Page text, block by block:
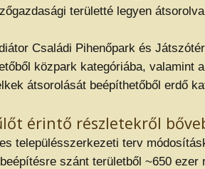
területté legyen
Családi Pihenőpark és
közpark kategóriába, valamint
átsorolását beépíthetőből erdő
érintő részletekről
településszerkezeti terv
szánt területből ~650 ezer